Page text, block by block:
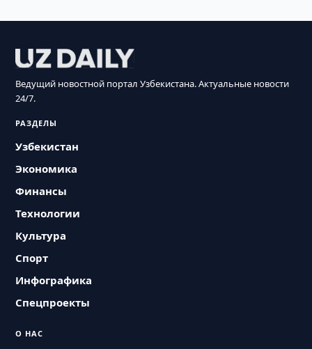
Ведущий новостной портал Узбекистана. Актуальные новости
24/7.
РАЗДЕЛЫ
Узбекистан
Экономика
Финансы
Технологии
Культура
Спорт
Инфографика
Спецпроекты
О НАС